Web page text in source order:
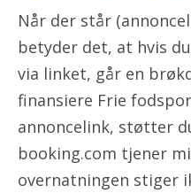
Når der står
betyder det, at hvis
via linket, går en
finansiere Frie
annoncelink, støtter
booking.com tjener
overnatningen stiger